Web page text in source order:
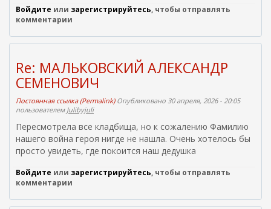
к
)
я
ы
к
н
с
ы
л
а
е
ш
н
я
с
с
л
а
)
Войдите или зарегистрируйтесь, чтобы отправлять
комментарии
Re: МАЛЬКОВСКИЙ АЛЕКСАНДР
СЕМЕНОВИЧ
Постоянная ссылка (Permalink)Опубликовано 30 апреля, 2026 - 20:05
пользователем Julibyjuli
Пересмотрела все кладбища, но к сожалению Фамилию
нашего война героя нигде не нашла. Очень хотелось бы
просто увидеть, где покоится наш дедушка
Войдите или зарегистрируйтесь, чтобы отправлять
комментарии